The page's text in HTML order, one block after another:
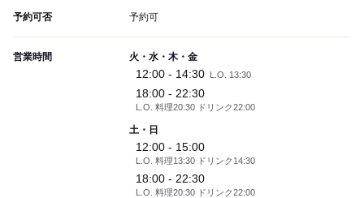
予約可否 予約可
営業時間 火・水・木・金
12:00 - 14:30 L.O. 13:30
18:00 - 22:30
L.O. 料理20:30 ドリンク22:00
土・日
12:00 - 15:00
L.O. 料理13:30 ドリンク14:30
18:00 - 22:30
L.O. 料理20:30 ドリンク22:00